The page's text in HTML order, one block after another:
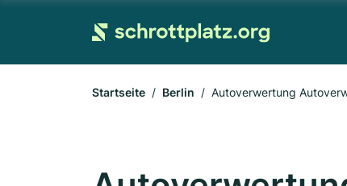
Startseite Berlin Autoverwertung